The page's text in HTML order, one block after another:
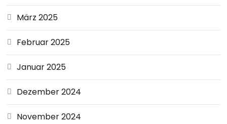
März 2025
Februar 2025
Januar 2025
Dezember 2024
November 2024